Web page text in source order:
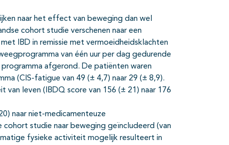
naar het effect van beweging dan wel
cohort studie verschenen naar een
IBD in remissie met vermoeidheidsklachten
van één uur per dag gedurende
afgerond. De patiënten waren
(CIS-fatigue van 49 (± 4,7) naar 29 (± 8,9).
leven (IBDQ score van 156 (± 21) naar 176
naar niet-medicamenteuze
studie naar beweging geïncludeerd (van
fysieke activiteit mogelijk resulteert in